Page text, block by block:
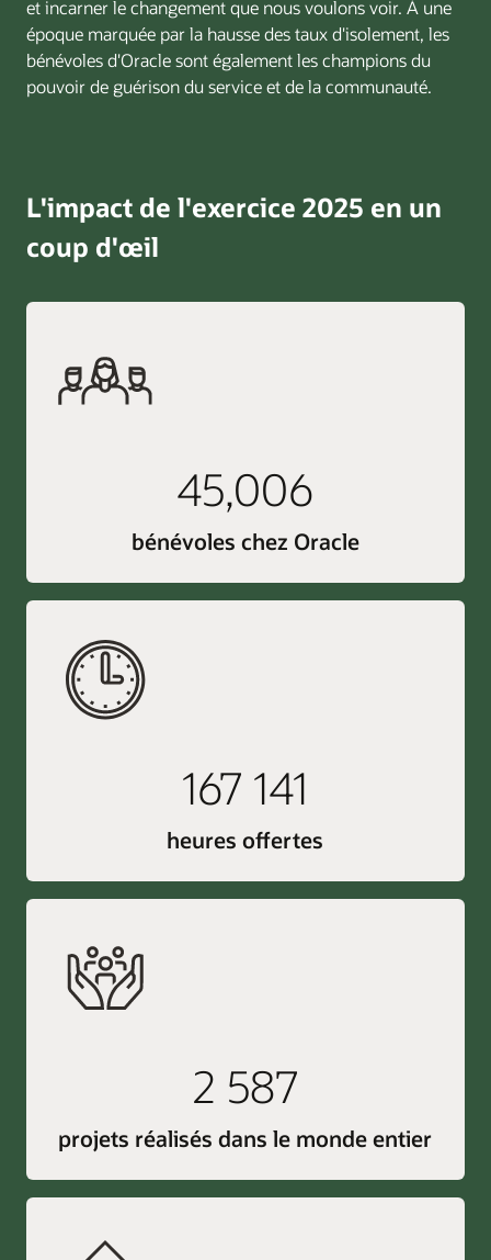
et incarner le changement que nous voulons voir. À une
époque marquée par la hausse des taux d'isolement, les
bénévoles d'Oracle sont également les champions du
pouvoir de guérison du service et de la communauté.
L'impact de l'exercice 2025 en un
coup d'œil
45,006
bénévoles chez Oracle
167 141
heures offertes
2 587
projets réalisés dans le monde entier